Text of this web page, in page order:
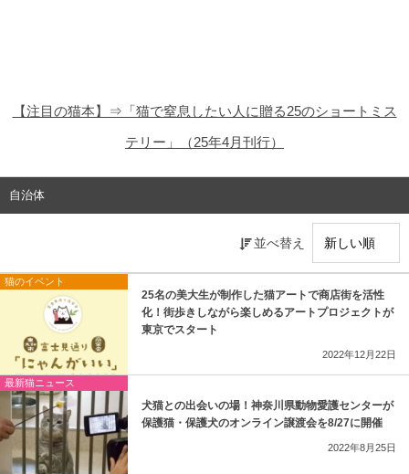
【注目の猫本】⇒「猫で窒息したい人に贈る25のショートミス
テリー」（25年4月刊行）
自治体
並べ替え
猫のイベント
25名の美大生が制作した猫アートで商店街を活性
化！街歩きしながら楽しめるアートプロジェクトが
東京でスタート
2022年12月22日
最新猫ニュース
犬猫との出会いの場！神奈川県動物愛護センターが
保護猫・保護犬のオンライン譲渡会を8/27に開催
2022年8月25日
猫の社会問題